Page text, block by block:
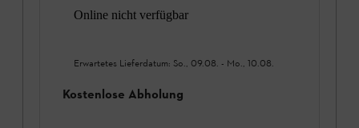
Online nicht verfügbar
Erwartetes Lieferdatum: So., 09.08. - Mo., 10.08.
Kostenlose Abholung